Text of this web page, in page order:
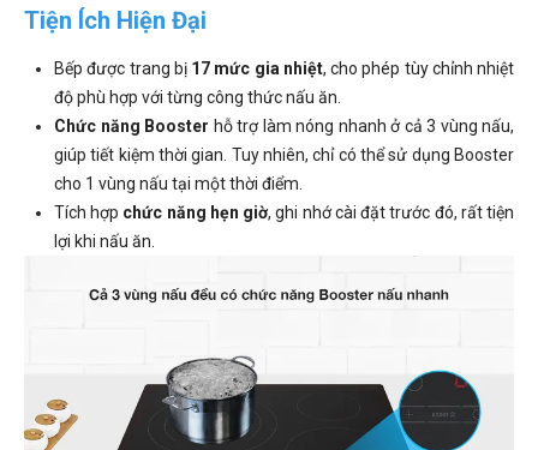
Tiện Ích Hiện Đại
Bếp được trang bị 17 mức gia nhiệt, cho phép tùy chỉnh nhiệt
độ phù hợp với từng công thức nấu ăn.
Chức năng Booster hỗ trợ làm nóng nhanh ở cả 3 vùng nấu,
giúp tiết kiệm thời gian. Tuy nhiên, chỉ có thể sử dụng Booster
cho 1 vùng nấu tại một thời điểm.
Tích hợp chức năng hẹn giờ, ghi nhớ cài đặt trước đó, rất tiện
lợi khi nấu ăn.